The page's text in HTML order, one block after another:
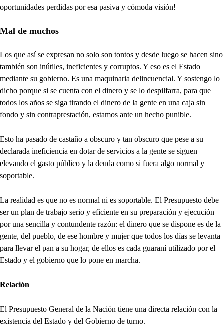
oportunidades perdidas por esa pasiva y cómoda visión!
Mal de muchos
Los que así se expresan no solo son tontos y desde luego se hacen sino
también son inútiles, ineficientes y corruptos. Y eso es el Estado
mediante su gobierno. Es una maquinaria delincuencial. Y sostengo lo
dicho porque si se cuenta con el dinero y se lo despilfarra, para que
todos los años se siga tirando el dinero de la gente en una caja sin
fondo y sin contraprestación, estamos ante un hecho punible.
Esto ha pasado de castaño a obscuro y tan obscuro que pese a su
declarada ineficiencia en dotar de servicios a la gente se siguen
elevando el gasto público y la deuda como si fuera algo normal y
soportable.
La realidad es que no es normal ni es soportable. El Presupuesto debe
ser un plan de trabajo serio y eficiente en su preparación y ejecución
por una sencilla y contundente razón: el dinero que se dispone es de la
gente, del pueblo, de ese hombre y mujer que todos los días se levanta
para llevar el pan a su hogar, de ellos es cada guaraní utilizado por el
Estado y el gobierno que lo pone en marcha.
Relación
El Presupuesto General de la Nación tiene una directa relación con la
existencia del Estado y del Gobierno de turno.